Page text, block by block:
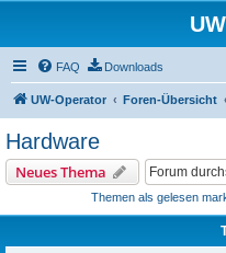
FAQ Downloads
UW-Operator Foren-Übersicht
Hardware
Neues Thema
Themen als gelesen